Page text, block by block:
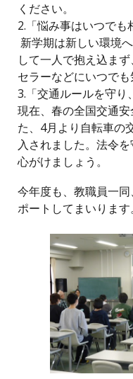
ください。
2.「悩み事はいつでも
新学期は新しい環境
して一人で抱え込ま
セラーなどにいつでも
3.「交通ルールを守り
現在、春の全国交通
た、4月より自転車の
入されました。法令
心がけましょう。
今年度も、教職員一
ポートしてまいります